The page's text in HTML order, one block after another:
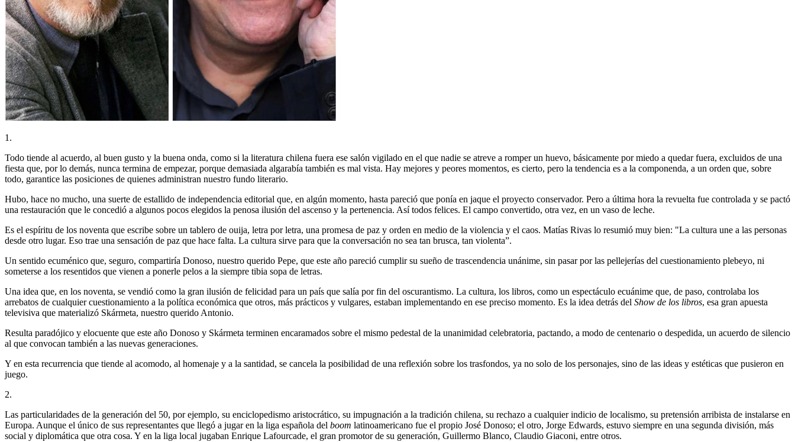
1.
Todo tiende al acuerdo, al buen gusto y la buena onda, como si la literatura chilena fuera ese salón vigilado en el que nadie se atreve a romper un huevo, básicamente por miedo a quedar fuera, excluidos de una
fiesta que, por lo demás, nunca termina de empezar, porque demasiada algarabía también es mal vista. Hay mejores y peores momentos, es cierto, pero la tendencia es a la componenda, a un orden que, sobre
todo, garantice las posiciones de quienes administran nuestro fundo literario.
Hubo, hace no mucho, una suerte de estallido de independencia editorial que, en algún momento, hasta pareció que ponía en jaque el proyecto conservador. Pero a última hora la revuelta fue controlada y se pactó
una restauración que le concedió a algunos pocos elegidos la penosa ilusión del ascenso y la pertenencia. Así todos felices. El campo convertido, otra vez, en un vaso de leche.
Es el espíritu de los noventa que escribe sobre un tablero de ouija, letra por letra, una promesa de paz y orden en medio de la violencia y el caos. Matías Rivas lo resumió muy bien: "La cultura une a las personas
desde otro lugar. Eso trae una sensación de paz que hace falta. La cultura sirve para que la conversación no sea tan brusca, tan violenta”.
Un sentido ecuménico que, seguro, compartiría Donoso, nuestro querido Pepe, que este año pareció cumplir su sueño de trascendencia unánime, sin pasar por las pellejerías del cuestionamiento plebeyo, ni
someterse a los resentidos que vienen a ponerle pelos a la siempre tibia sopa de letras.
Una idea que, en los noventa, se vendió como la gran ilusión de felicidad para un país que salía por fin del oscurantismo. La cultura, los libros, como un espectáculo ecuánime que, de paso, controlaba los
arrebatos de cualquier cuestionamiento a la política económica que otros, más prácticos y vulgares, estaban implementando en ese preciso momento. Es la idea detrás del Show de los libros, esa gran apuesta
televisiva que materializó Skármeta, nuestro querido Antonio.
Resulta paradójico y elocuente que este año Donoso y Skármeta terminen encaramados sobre el mismo pedestal de la unanimidad celebratoria, pactando, a modo de centenario o despedida, un acuerdo de silencio
al que convocan también a las nuevas generaciones.
Y en esta recurrencia que tiende al acomodo, al homenaje y a la santidad, se cancela la posibilidad de una reflexión sobre los trasfondos, ya no solo de los personajes, sino de las ideas y estéticas que pusieron en
juego.
2.
Las particularidades de la generación del 50, por ejemplo, su enciclopedismo aristocrático, su impugnación a la tradición chilena, su rechazo a cualquier indicio de localismo, su pretensión arribista de instalarse en
Europa. Aunque el único de sus representantes que llegó a jugar en la liga española del boom latinoamericano fue el propio José Donoso; el otro, Jorge Edwards, estuvo siempre en una segunda división, más
social y diplomática que otra cosa. Y en la liga local jugaban Enrique Lafourcade, el gran promotor de su generación, Guillermo Blanco, Claudio Giaconi, entre otros.